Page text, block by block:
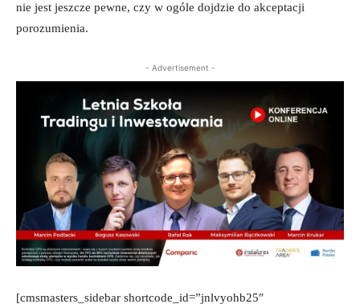
nie jest jeszcze pewne, czy w ogóle dojdzie do akceptacji
porozumienia.
- Advertisement -
[cmsmasters_sidebar shortcode_id=”jnlvyohb25″